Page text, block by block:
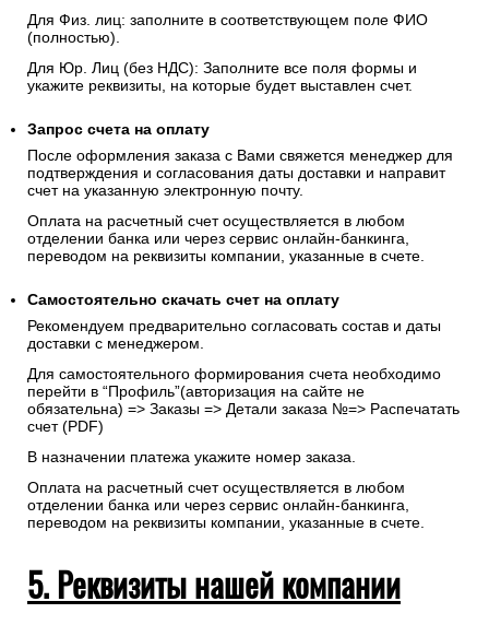
Для Физ. лиц: заполните в соответствующем поле ФИО
(полностью).
Для Юр. Лиц (без НДС): Заполните все поля формы и
укажите реквизиты, на которые будет выставлен счет.
Запрос счета на оплату
После оформления заказа с Вами свяжется менеджер для
подтверждения и согласования даты доставки и направит
счет на указанную электронную почту.
Оплата на расчетный счет осуществляется в любом
отделении банка или через сервис онлайн-банкинга,
переводом на реквизиты компании, указанные в счете.
Самостоятельно скачать счет на оплату
Рекомендуем предварительно согласовать состав и даты
доставки с менеджером.
Для самостоятельного формирования счета необходимо
перейти в “Профиль”(авторизация на сайте не
обязательна) => Заказы => Детали заказа №=> Распечатать
счет (PDF)
В назначении платежа укажите номер заказа.
Оплата на расчетный счет осуществляется в любом
отделении банка или через сервис онлайн-банкинга,
переводом на реквизиты компании, указанные в счете.
5. Реквизиты нашей компании